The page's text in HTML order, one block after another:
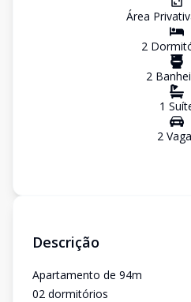
Área
2
2
1
2Vaga
Descrição
Apartamento de 94m
02 dormitórios